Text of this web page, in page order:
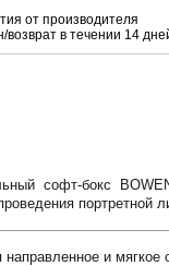
от производителя
возврат в течении 14
софт-бокс
портретной
и мягкое